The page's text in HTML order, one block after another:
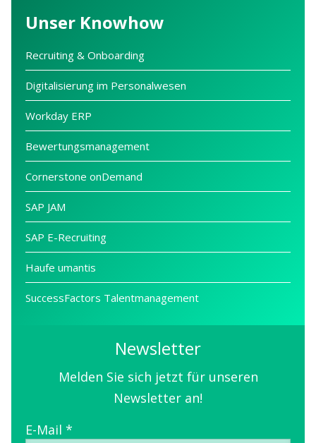
Unser Knowhow
Recruiting & Onboarding
Digitalisierung im Personalwesen
Workday ERP
Bewertungsmanagement
Cornerstone onDemand
SAP JAM
SAP E-Recruiting
Haufe umantis
SuccessFactors Talentmanagement
Newsletter
Melden Sie sich jetzt für unseren
Newsletter an!